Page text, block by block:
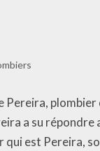
a su répondre
est Pereira,